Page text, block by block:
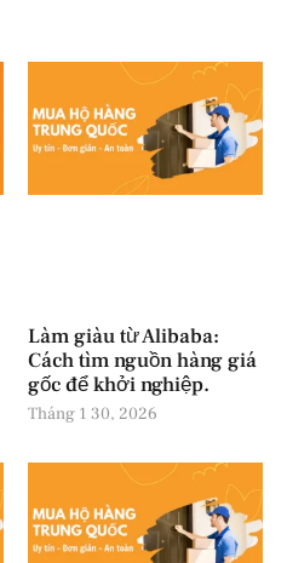
Làm giàu từ Alibaba:
Cách tìm nguồn hàng giá
gốc để khởi nghiệp.
Tháng 1 30, 2026